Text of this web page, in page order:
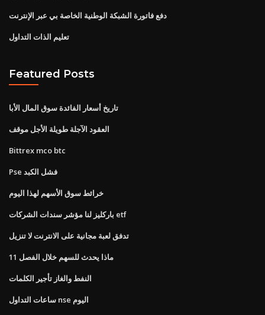
دفع فاتورة الشبكة الوطنية الخاصة بي عبر الإنترنت
تعليم الذات التداول
Featured Posts
تاريخ أسعار الفائدة سوق المال الأبا
العقود الآجلة طويلة الأجل موقف
Bittrex mco btc
Pse فشل الكبد
خرائط سوق الأسهم لهذا اليوم
باركليز لنا مؤشر سندات الشركات etf
تدفق لعبة مجانية على الانترنت لا تنزيل
ماذا يحدث للسهم خلال الفصل 11
النفط والغاز تأجير الكلمات
ساعات التداول nse اليوم